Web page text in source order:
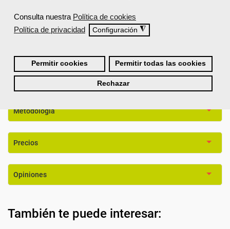
Consulta nuestra Política de cookies
Política de privacidad
Configuración ◮
Permitir cookies Permitir todas las cookies
Rechazar
Cuerpos extraños. Temperatura. Golpes. Picaduras y
mordeduras de animales. Fracturas y luxaciones.
Titulación
Metodología
Precios
Opiniones
También te puede interesar: